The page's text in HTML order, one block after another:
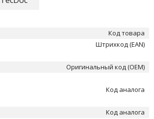
Код товара
Штрихкод (EAN)
Оригинальный код (OEM)
Код аналога
Код аналога